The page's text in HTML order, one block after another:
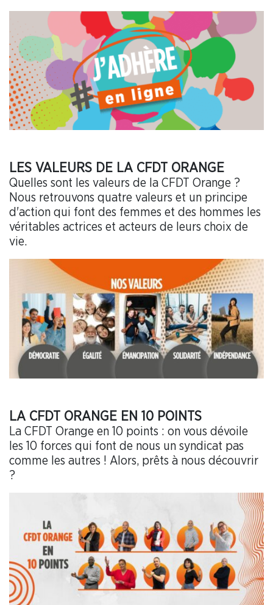
LES VALEURS DE LA CFDT ORANGE
Quelles sont les valeurs de la CFDT Orange ?
Nous retrouvons quatre valeurs et un principe
d'action qui font des femmes et des hommes les
véritables actrices et acteurs de leurs choix de
vie.
LA CFDT ORANGE EN 10 POINTS
La CFDT Orange en 10 points : on vous dévoile
les 10 forces qui font de nous un syndicat pas
comme les autres ! Alors, prêts à nous découvrir
?